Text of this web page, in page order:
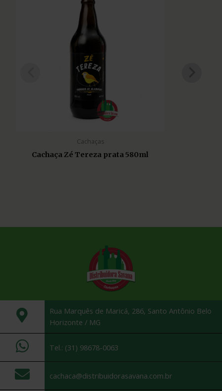
Cachaças
Cachaça Zé Tereza prata 580ml
Rua Marquês de Maricá, 286, Santo Antônio Belo
Horizonte / MG
Tel.: (31) 98678-0063
cachaca@distribuidorasavana.com.br